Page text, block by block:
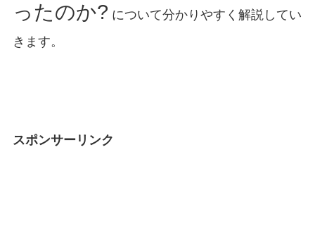
ったのか? について分かりやすく解説してい
きます。
スポンサーリンク